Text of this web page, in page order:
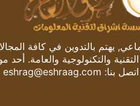
يهتم بالتدوين في كافة
والتكنولوجية والعامة.
بنا: eshrag@eshraag.com